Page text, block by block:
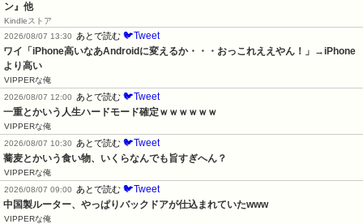
ン』他
Kindleストア
2026/08/07 13:30
あとで読む 🐦Tweet
ワイ「iPhone高いなあAndroidに変えるか・・・おっこれええやん！」→iPhone
より高い
VIPPERな俺
2026/08/07 12:00
あとで読む 🐦Tweet
一重とかいう人生ハードモード確定ｗｗｗｗｗｗ
VIPPERな俺
2026/08/07 10:30
あとで読む 🐦Tweet
蕎麦とかいう食い物、いくらなんでも旨すぎへん？
VIPPERな俺
2026/08/07 09:00
あとで読む 🐦Tweet
中国製ルーター、やっぱりバックドアが仕込まれていたwww
VIPPERな俺